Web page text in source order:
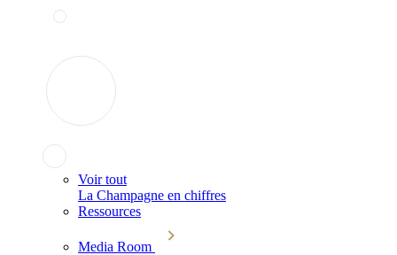
Voir tout
La Champagne en chiffres
Ressources
Media Room